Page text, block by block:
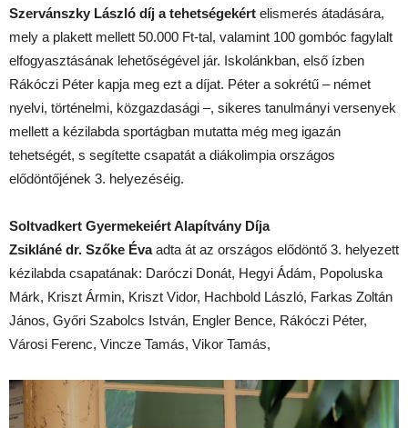
Szervánszky László díj a tehetségekért elismerés átadására,
mely a plakett mellett 50.000 Ft-tal, valamint 100 gombóc fagylalt
elfogyasztásának lehetőségével jár. Iskolánkban, első ízben
Rákóczi Péter kapja meg ezt a díjat. Péter a sokrétű – német
nyelvi, történelmi, közgazdasági –, sikeres tanulmányi versenyek
mellett a kézilabda sportágban mutatta még meg igazán
tehetségét, s segítette csapatát a diákolimpia országos
elődöntőjének 3. helyezéséig.
Soltvadkert Gyermekeiért Alapítvány Díja
Zsikláné dr. Szőke Évaadta át az országos elődöntő 3. helyezett
kézilabda csapatának: Daróczi Donát, Hegyi Ádám, Popoluska
Márk, Kriszt Ármin, Kriszt Vidor, Hachbold László, Farkas Zoltán
János, Győri Szabolcs István, Engler Bence, Rákóczi Péter,
Városi Ferenc, Vincze Tamás, Vikor Tamás,